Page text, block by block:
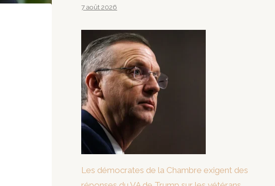
7 août 2026
Les démocrates de la Chambre exigent des